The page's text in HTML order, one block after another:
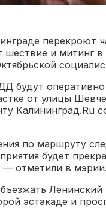
перекроют
шествие и митинг в
будут
от улицы
Калининград.Ru
по маршруту
будет
— отметили в
Ленинский
эстакаде и